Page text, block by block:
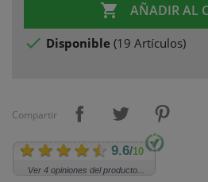
 AÑADIR AL
 Disponible (19 Artículos)
Compartir
9.6/10
Ver 4 opiniones del producto...